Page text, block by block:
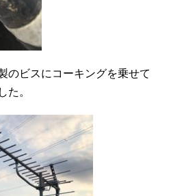
のビスにコーキングを乗せて
た。